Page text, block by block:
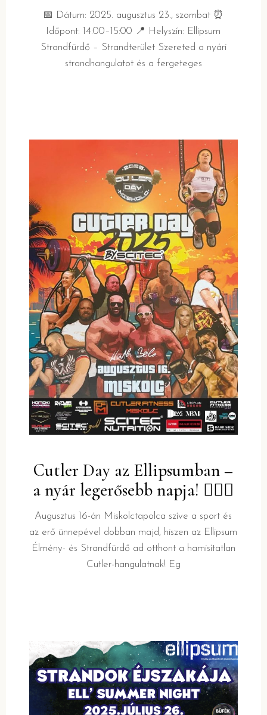
📅 Dátum: 2025. augusztus 23., szombat ⏰
Időpont: 14:00–15:00 📍 Helyszín: Ellipsum
Strandfürdő – Strandterület Szereted a nyári
strandhangulatot és a fergeteges
Cutler Day az Ellipsumban –
a nyár legerősebb napja! 🏋‍♂️🔥
Augusztus 16-án Miskolctapolca szíve a sport és
az erő ünnepével dobban majd, hiszen az Ellipsum
Élmény- és Strandfürdő ad otthont a hamisítatlan
Cutler-hangulatnak! Eg